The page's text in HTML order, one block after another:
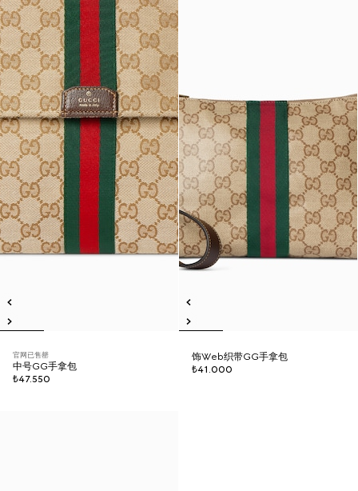
官网已售罄
中号GG手拿包
₺47.550
饰Web织带GG手拿包
₺41.000